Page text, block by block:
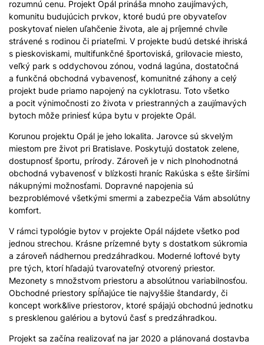
rozumnú cenu. Projekt Opál prináša mnoho zaujímavých,
komunitu budujúcich prvkov, ktoré budú pre obyvateľov
poskytovať nielen uľahčenie života, ale aj príjemné chvíle
strávené s rodinou či priateľmi. V projekte budú detské ihriská
s pieskoviskami, multifunkčné športoviská, grilovacie miesto,
veľký park s oddychovou zónou, vodná lagúna, dostatočná
a funkčná obchodná vybavenosť, komunitné záhony a celý
projekt bude priamo napojený na cyklotrasu. Toto všetko
a pocit výnimočnosti zo života v priestranných a zaujímavých
bytoch môže priniesť kúpa bytu v projekte Opál.
Korunou projektu Opál je jeho lokalita. Jarovce sú skvelým
miestom pre život pri Bratislave. Poskytujú dostatok zelene,
dostupnosť športu, prírody. Zároveň je v nich plnohodnotná
obchodná vybavenosť v blízkosti hraníc Rakúska s ešte širšími
nákupnými možnosťami. Dopravné napojenia sú
bezproblémové všetkými smermi a zabezpečia Vám absolútny
komfort.
V rámci typológie bytov v projekte Opál nájdete všetko pod
jednou strechou. Krásne prízemné byty s dostatkom súkromia
a zároveň nádhernou predzáhradkou. Moderné loftové byty
pre tých, ktorí hľadajú tvarovateľný otvorený priestor.
Mezonety s množstvom priestoru a absolútnou variabilnosťou.
Obchodné priestory spĺňajúce tie najvyššie štandardy, či
koncept work&live priestorov, ktoré spájajú obchodnú jednotku
s presklenou galériou a bytovú časť s predzáhradkou.
Projekt sa začína realizovať na jar 2020 a plánovaná dostavba